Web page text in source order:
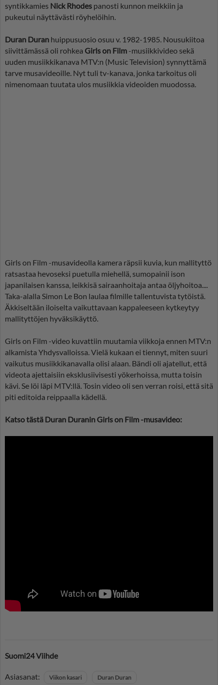
syntikkamies Nick Rhodes panosti kunnon meikkiin ja
pukeutui näyttävästi röyhelöihin.
Duran Duran huippusuosio osuu v. 1982-1985. Nousukiitoa
siivittämässä oli rohkea Girls on Film -musiikkivideo sekä
uuden musiikkikanava MTV:n (Music Television) synnyttämä
tarve musavideoille. Nyt tuli tv-kanava, jonka tarkoitus oli
nimenomaan tuutata ulos musiikkia videoiden muodossa.
Girls on Film -musavideolla kamera räpsii kuvia, kun mallityttö
ratsastaa hevoseksi puetulla miehellä, sumopainii ison
japanilaisen kanssa, leikkisä sairaanhoitaja antaa öljyhoitoa....
Taka-alalla Simon Le Bon laulaa filmille tallentuvista tytöistä.
Äkkiseltään iloiselta vaikuttavaan kappaleeseen kytkeytyy
mallityttöjen hyväksikäyttö.
Girls on Film -video kuvattiin muutamia viikkoja ennen MTV:n
alkamista Yhdysvalloissa. Vielä kukaan ei tiennyt, miten suuri
vaikutus musiikkikanavalla olisi alaan. Bändi oli ajatellut, että
videota ajettaisiin eksklusiivisesti yökerhoissa, mutta toisin
kävi. Se löi läpi MTV:llä. Tosin video oli sen verran roisi, että sitä
piti editoida reippaalla kädellä.
Katso tästä Duran Duranin Girls on Film -musavideo:
Suomi24 Viihde
Asiasanat: Viikon kasari Duran Duran